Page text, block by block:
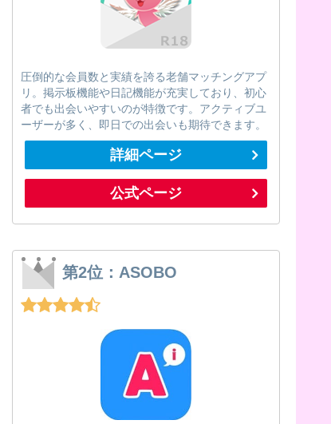
圧倒的な会員数と実績を誇る老舗マッチングアプ
リ。掲示板機能や日記機能が充実しており、初心
者でも出会いやすいのが特徴です。アクティブユ
ーザーが多く、即日での出会いも期待できます。
詳細ページ
公式ページ
第2位：ASOBO